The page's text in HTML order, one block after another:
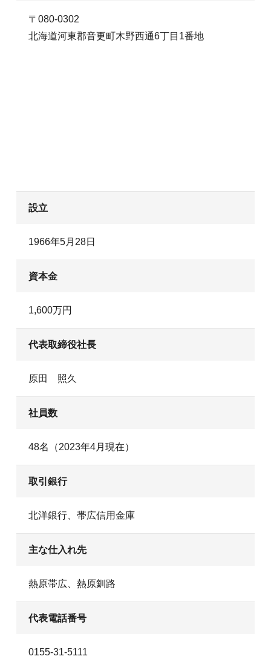
〒080-0302
北海道河東郡音更町木野西通6丁目1番地
設立
1966年5月28日
資本金
1,600万円
代表取締役社長
原田 照久
社員数
48名（2023年4月現在）
取引銀行
北洋銀行、帯広信用金庫
主な仕入れ先
熱原帯広、熱原釧路
代表電話番号
0155-31-5111